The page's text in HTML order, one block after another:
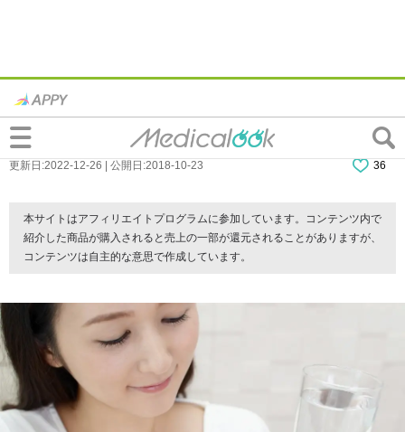
「更年期障害を軽くする方法」は？食べ
物・サプリなど。病院に行くべき？
更新日:2022-12-26 | 公開日:2018-10-23 36
本サイトはアフィリエイトプログラムに参加しています。コンテンツ内で
紹介した商品が購入されると売上の一部が還元されることがありますが、
コンテンツは自主的な意思で作成しています。